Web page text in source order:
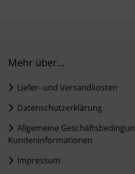
Mehr über...
Liefer- und Versandkosten
Datenschutzerklärung
Allgemeine
Kundeninformationen
Impressum